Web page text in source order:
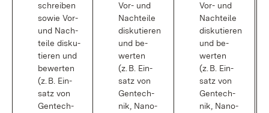
schrei­ben
so­wie Vor-
und Nach­
tei­le dis­ku­
tie­ren und
be­wer­ten
(z. B. Ein­
satz von
Gen­tech­
Vor- und
Nach­tei­le
dis­ku­tie­ren
und be­
wer­ten
(z. B. Ein­
satz von
Gen­tech­
nik, Na­no­
Vor- und
Nach­tei­le
dis­ku­tie­ren
und be­
wer­ten
(z. B. Ein­
satz von
Gen­tech­
nik, Na­no­